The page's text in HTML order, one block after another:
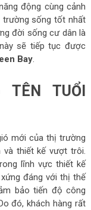
động cùng cảnh
sống tốt nhất
đời sống cư dân là
sẽ tiếp tục được
Bay.
TÊN TUỔI
mới của thị trường
và thiết kế vượt trôi.
lĩnh vực thiết kế
đáng với thị thế
bảo tiến độ công
đó, khách hàng rất